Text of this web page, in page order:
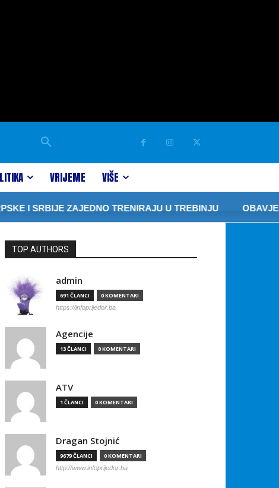
VRIJEME VIŠE
I SRBIJE ZAJEDNO TRENIRAJU U TREBINJU
TOP AUTHORS
admin
691 ČLANCI 0 KOMENTARI
https://infoprijedor.ba
Agencije
13 ČLANCI 0 KOMENTARI
ATV
1 ČLANCI 0 KOMENTARI
Dragan Stojnić
9679 ČLANCI 0 KOMENTARI
http://www.infoprijedor.ba